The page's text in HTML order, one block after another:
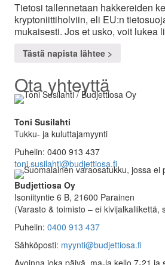
Tietosi tallennetaan hakkereiden
kryptoniittiholviin, eli EU:n
mukaisesti. Jos et usko, voit lukea
Tästä napista lähtee >
Ota yhteyttä
Toni Susilahti
Tukku- ja kuluttajamyynti
Puhelin: 0400 913 437
toni.susilahti@budjettiosa.fi
Budjettiosa Oy
Isoniityntie 6 B, 21600 Parainen
(Varasto & toimisto – ei kivijalkaliikettä,
Puhelin: 0400 913 437
Sähköposti: myynti@budjettiosa.fi
Avoinna joka päivä, ma-la kello 7-21 ja